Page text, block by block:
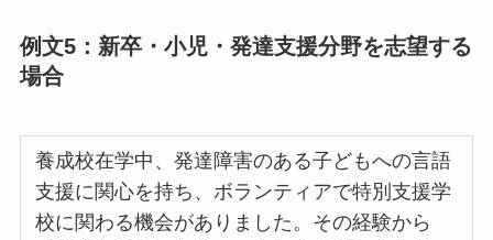
例文5：新卒・小児・発達支援分野を志望する
場合
養成校在学中、発達障害のある子どもへの言語
支援に関心を持ち、ボランティアで特別支援学
校に関わる機会がありました。その経験から